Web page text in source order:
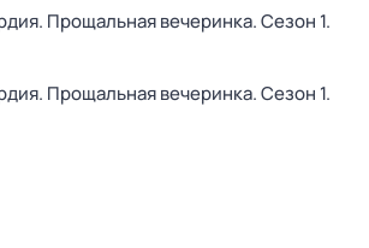
Прощальная вечеринка. Сезон 1.
Прощальная вечеринка. Сезон 1.